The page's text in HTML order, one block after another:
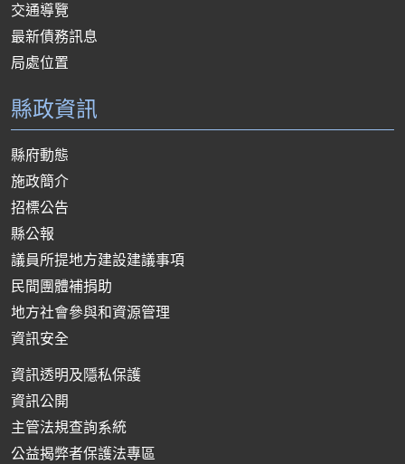
交通導覽
最新債務訊息
局處位置
縣政資訊
縣府動態
施政簡介
招標公告
縣公報
議員所提地方建設建議事項
民間團體補捐助
地方社會參與和資源管理
資訊安全
資訊透明及隱私保護
資訊公開
主管法規查詢系統
公益揭弊者保護法專區